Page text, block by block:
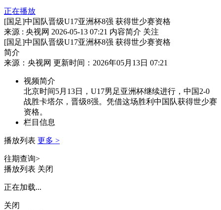
正在播放
[国足]中国队晋级U17亚洲杯8强 获得世少赛资格
来源 : 央视网 2026-05-13 07:21 内容简介 关注
[国足]中国队晋级U17亚洲杯8强 获得世少赛资格
简介
来源：央视网 更新时间：2026年05月13日 07:21
视频简介
北京时间5月13日，U17男足亚洲杯继续进行，中国2-0
战胜卡塔尔，晋级8强。凭借这场胜利中国队获得世少赛
资格。
栏目信息
播放列表 更多 >
往期查询>
播放列表 关闭
正在加载...
关闭